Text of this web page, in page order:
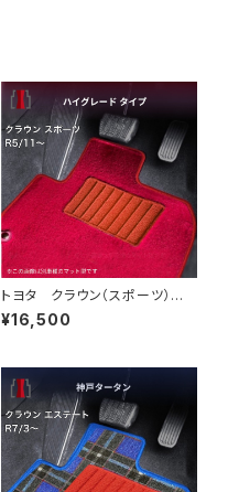
トヨタ クラウン（スポーツ） R
5/11〜 AZSH36・AZSH37
フロアマット一式 カーマット
¥16,500